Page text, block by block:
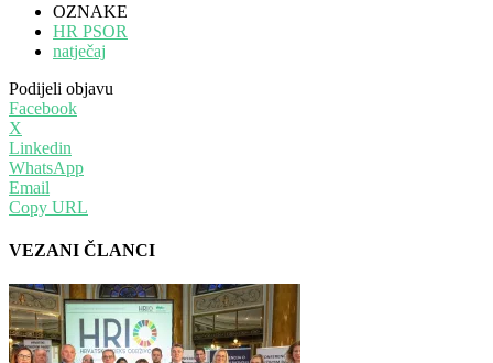
OZNAKE
HR PSOR
natječaj
Podijeli objavu
Facebook
X
Linkedin
WhatsApp
Email
Copy URL
VEZANI ČLANCI